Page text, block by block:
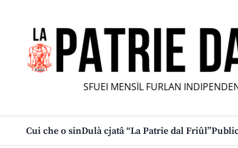
SFUEI MENSÎL FURLAN INDIPENDENT
Cui che o sinDulà cjatâ “La Patrie dal Friûl”